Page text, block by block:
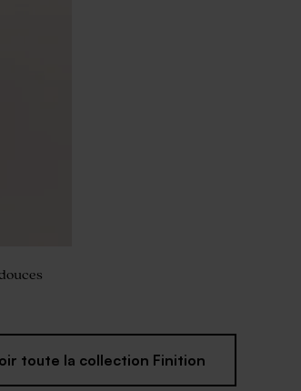
toute la collection Finition